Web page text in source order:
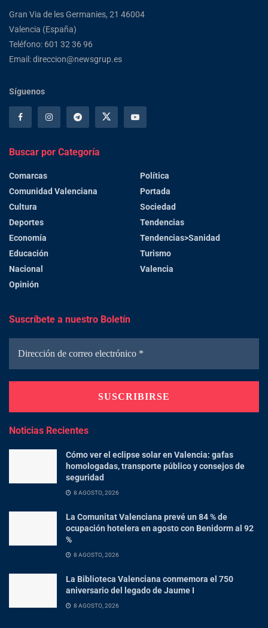
Gran Via de les Germanies, 21 46004
Valencia (España)
Teléfono: 601 32 36 96
Email: direccion@newsgrup.es
Síguenos
Buscar por Categoría
Comarcas
Comunidad Valenciana
Cultura
Deportes
Economía
Educación
Nacional
Opinión
Política
Portada
Sociedad
Tendencias
Tendencias>Sanidad
Turismo
Valencia
Suscríbete a nuestro Boletín
Noticias Recientes
Cómo ver el eclipse solar en Valencia: gafas
homologadas, transporte público y consejos de
seguridad
8 AGOSTO, 2026
La Comunitat Valenciana prevé un 84 % de
ocupación hotelera en agosto con Benidorm al 92
%
8 AGOSTO, 2026
La Biblioteca Valenciana conmemora el 750
aniversario del legado de Jaume I
8 AGOSTO, 2026